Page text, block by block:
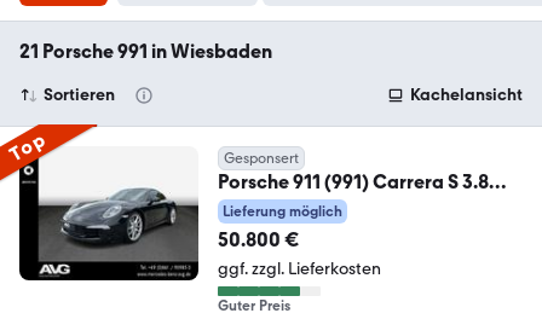
21 Porsche 991 in Wiesbaden
Sortieren Kachelansicht
Top Gesponsert
Porsche 911 (991) Carrera S 3.8
Schiebedach BOSE Xenon
Lieferung möglich
50.800 €
ggf. zzgl. Lieferkosten
Guter Preis